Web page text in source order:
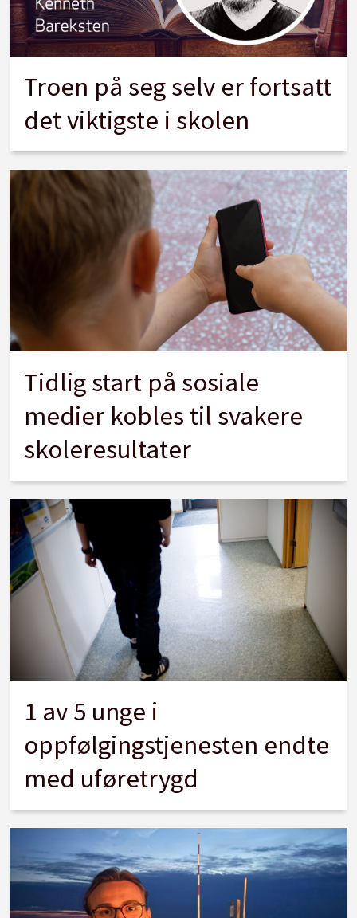
Troen på seg selv er fortsatt
det viktigste i skolen
Tidlig start på sosiale
medier kobles til svakere
skoleresultater
1 av 5 unge i
oppfølgingstjenesten endte
med uføretrygd